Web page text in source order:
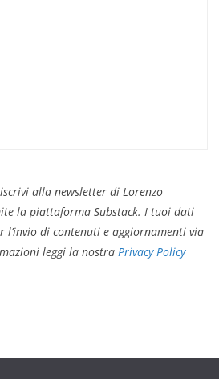
alla newsletter di Lorenzo
la piattaforma Substack. I tuoi dati
di contenuti e aggiornamenti via
leggi la nostra Privacy Policy